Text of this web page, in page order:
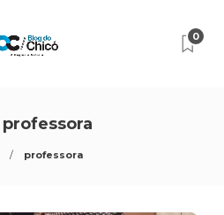
0
professora
professora